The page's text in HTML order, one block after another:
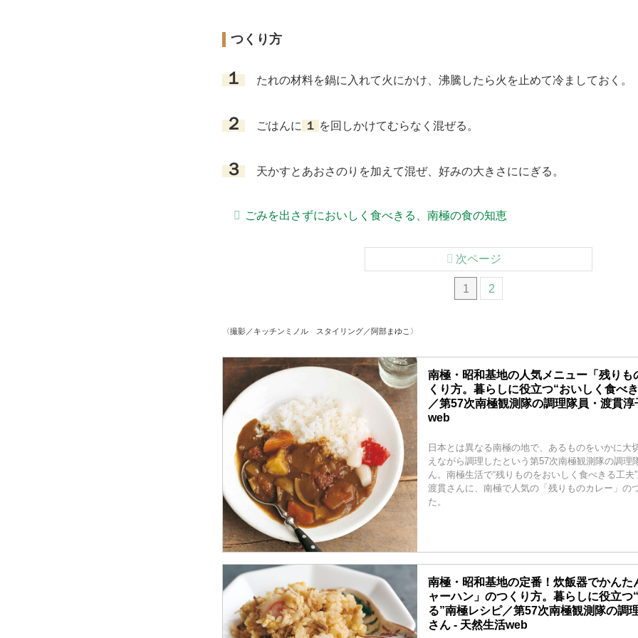
つくり方
１ たれの材料を鍋に入れて火にかけ、沸騰したら火を止めて冷ましておく。
２ ごはんに １ を回しかけてむらなく混ぜる。
３ 天かすとあおさのりを加えて混ぜ、好みの大きさににぎる。
ごみを出さずにおいしく食べきる、南極の食の知恵
1 2
次ページ
〈撮影／キッチンミノル スタイリング／阿部まゆこ〉
南極・昭和基地の人気メニュー「残りも
くり方。暮らしに役立つ“おいしく食べ
／第57次南極観測隊の調理隊員・渡貫
web
日本とは異なる南極の地で、あるものをいかに大
えながら調理したという第57次南極観測隊の調理
ん。南極生活で“残りものをおいしく食べきる工夫
渡貫さんに、南極で人気の「残りものカレー」の
た。
南極・昭和基地の定番！炊飯器でかんた
ャーハン」のつくり方。暮らしに役立つ
る”南極レシピ／第57次南極観測隊の調
さん - 天然生活web